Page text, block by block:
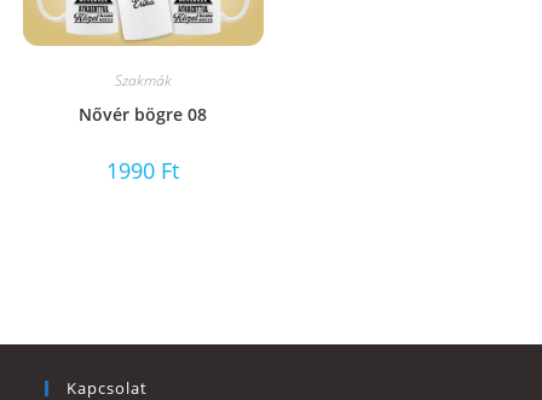
Szakmák
Nővér bögre 08
1990 Ft
Kapcsolat